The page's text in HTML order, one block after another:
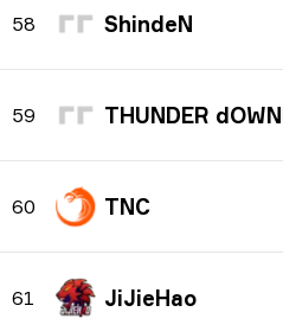
58 ShindeN
59 THUNDER
60 TNC
61 JiJieHao